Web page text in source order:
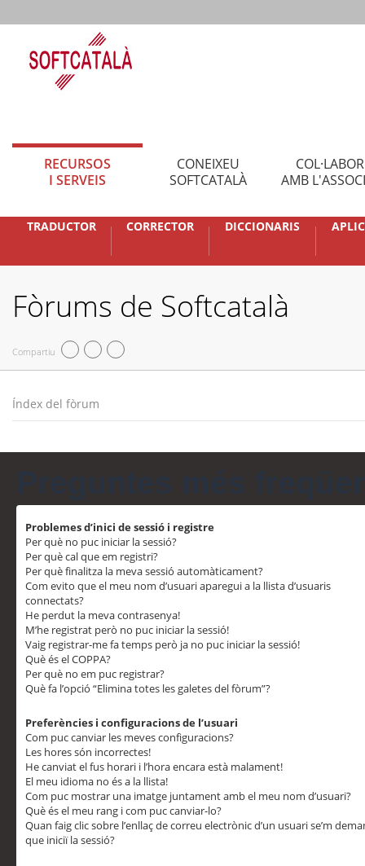
RECURSOS
I SERVEIS
CONEIXEU
SOFTCATALÀ
AMB
TRADUCTOR CORRECTOR DICCIONARIS
Fòrums de Softcatalà
Compartiu
Índex del fòrum
Problemes d’inici de sessió i registre
Per què no puc iniciar la sessió?
Per què cal que em registri?
Per què finalitza la meva sessió automàticament?
Com evito que el meu nom d’usuari aparegui a la llista d’usuaris
connectats?
He perdut la meva contrasenya!
M’he registrat però no puc iniciar la sessió!
Vaig registrar-me fa temps però ja no puc iniciar la sessió!
Què és el COPPA?
Per què no em puc registrar?
Què fa l’opció “Elimina totes les galetes del fòrum”?
Preferències i configuracions de l’usuari
Com puc canviar les meves configuracions?
Les hores són incorrectes!
He canviat el fus horari i l’hora encara està malament!
El meu idioma no és a la llista!
Com puc mostrar una imatge juntament amb el meu nom d’usuari?
Què és el meu rang i com puc canviar-lo?
Quan faig clic sobre l’enllaç de correu electrònic d’un usuari se’m
que iniciï la sessió?